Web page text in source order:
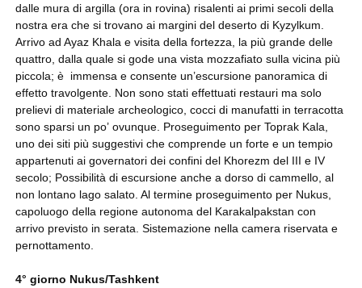
dalle mura di argilla (ora in rovina) risalenti ai primi secoli della
nostra era che si trovano ai margini del deserto di Kyzylkum.
Arrivo ad Ayaz Khala e visita della fortezza, la più grande delle
quattro, dalla quale si gode una vista mozzafiato sulla vicina più
piccola; è immensa e consente un’escursione panoramica di
effetto travolgente. Non sono stati effettuati restauri ma solo
prelievi di materiale archeologico, cocci di manufatti in terracotta
sono sparsi un po’ ovunque. Proseguimento per Toprak Kala,
uno dei siti più suggestivi che comprende un forte e un tempio
appartenuti ai governatori dei confini del Khorezm del III e IV
secolo; Possibilità di escursione anche a dorso di cammello, al
non lontano lago salato. Al termine proseguimento per Nukus,
capoluogo della regione autonoma del Karakalpakstan con
arrivo previsto in serata. Sistemazione nella camera riservata e
pernottamento.
4° giorno Nukus/Tashkent